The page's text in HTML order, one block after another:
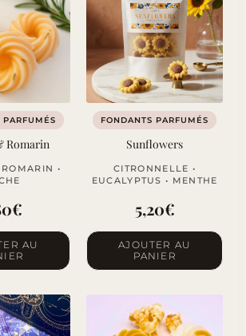
PARFUMÉS
Romarin
•
€
AU
FONDANTS PARFUMÉS
Sunflowers
CITRONNELLE •
EUCALYPTUS • MENTHE
5,20€
AJOUTER AU
PANIER